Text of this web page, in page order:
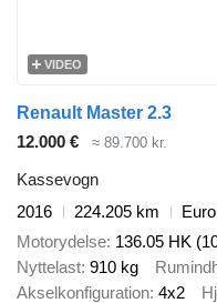
VIDEO
Renault Master 2.3
12.000 €
≈ 89.700 kr.
Kassevogn
2016
224.205 km
Motorydelse 136.05 HK
Nyttelast 910 kg
Akselkonfiguration 4x2